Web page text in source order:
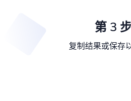
第 3
复制结果或保存